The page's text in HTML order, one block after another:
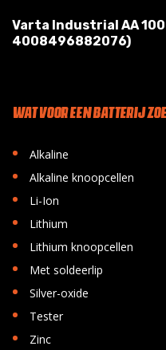
Varta Industrial AA 100
4008496882076)
WAT VOOR EEN BATTERIJ
• Alkaline
• Alkaline knoopcellen
• Li-Ion
• Lithium
• Lithium knoopcellen
• Met soldeerlip
• Silver-oxide
• Tester
• Zinc